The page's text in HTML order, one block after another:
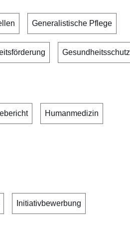
Generalistische Pflege
Gesundheitsschutz
Humanmedizin
Initiativbewerbung